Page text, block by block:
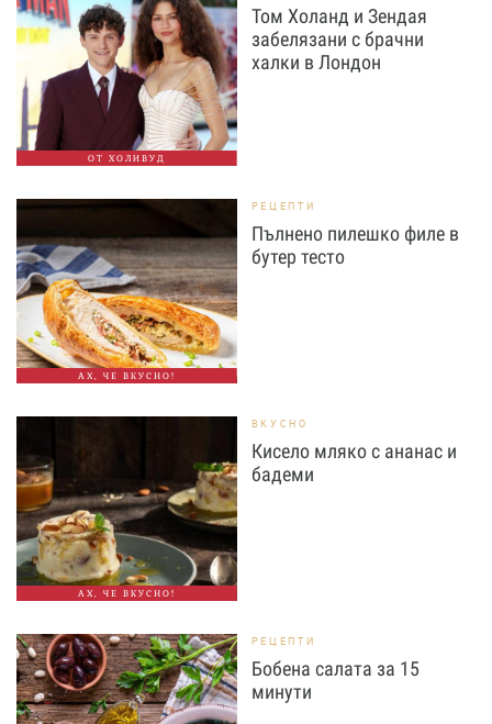
ОТ ХОЛИВУД
Том Холанд и Зендая
забелязани с брачни
халки в Лондон
АХ, ЧЕ ВКУСНО!
РЕЦЕПТИ
Пълнено пилешко филе в
бутер тесто
АХ, ЧЕ ВКУСНО!
ВКУСНО
Кисело мляко с ананас и
бадеми
РЕЦЕПТИ
Бобена салата за 15
минути